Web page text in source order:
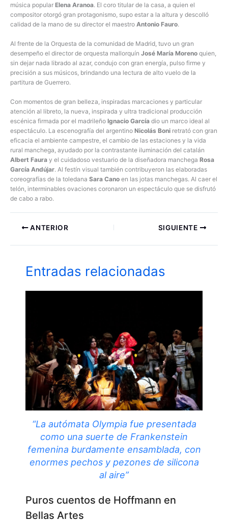
música popular Elena Aranoa. El coro titular de la casa, a quien el
compositor otorgó gran protagonismo, supo estar a la altura y descolló
calidad de la mano de su director el maestro Antonio Fauro.
Al frente de la Orquesta de la comunidad de Madrid, tuvo un gran
desempeño el director de orquesta mallorquín José María Moreno quien,
sin dejar nada librado al azar, condujo con gran energía, pulso firme y
precisión a sus músicos, brindando una lectura de alto vuelo de la
partitura de Guerrero.
Con momentos de gran belleza, inspiradas marcaciones y particular
atención al libreto, la nueva, inspirada y ultra tradicional producción
escénica firmada por el madrileño Ignacio García dio un marco ideal al
espectáculo. La escenografía del argentino Nicolás Boni retrató con gran
eficacia el ambiente campestre, el cambio de las estaciones y la vida
rural manchega, ayudado por la contrastante iluminación del catalán
Albert Faura y el cuidadoso vestuario de la diseñadora manchega Rosa
García Andújar. Al festín visual también contribuyeron las elaboradas
coreografías de la toledana Sara Cano en las jotas manchegas. Al caer el
telón, interminables ovaciones coronaron un espectáculo que se disfrutó
de cabo a rabo.
ANTERIOR SIGUIENTE
Entradas relacionadas
“La autómata Olympia fue presentada
como una suerte de Frankenstein
femenina burdamente ensamblada, con
enormes pechos y pezones de silicona
al aire”
Puros cuentos de Hoffmann en
Bellas Artes